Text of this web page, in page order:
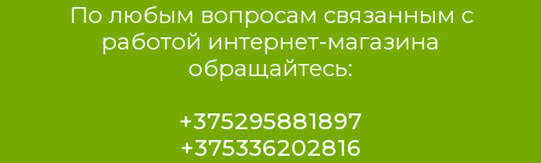
По любым вопросам связанным с
работой интернет-магазина
обращайтесь:
+375295881897
+375336202816